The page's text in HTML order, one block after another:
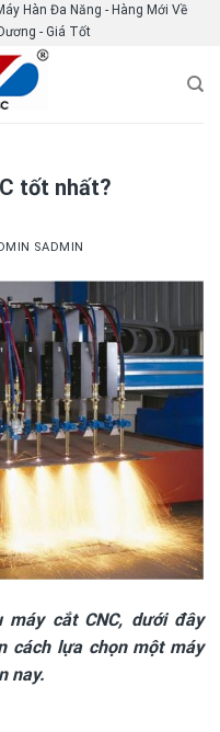
Hàn Đa Năng - Hàng Mới Về
- Giá Tốt
tốt nhất?
SADMIN
cắt CNC, dưới đây
cách lựa chọn một máy
nay.